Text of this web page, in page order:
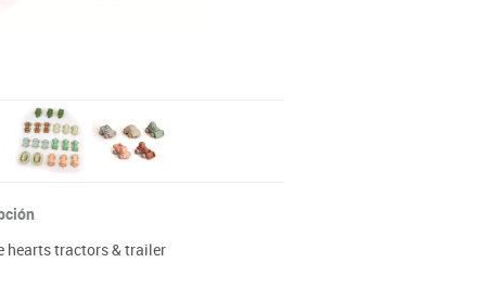
hearts tractors & trailer